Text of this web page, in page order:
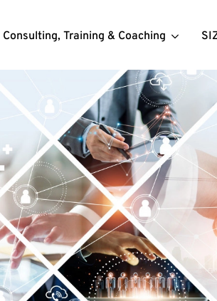
Consulting, Training & Coaching